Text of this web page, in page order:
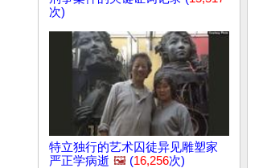
次)
特立独行的艺术囚徒异见雕塑家
严正学病逝 🖼️ (16,256次)